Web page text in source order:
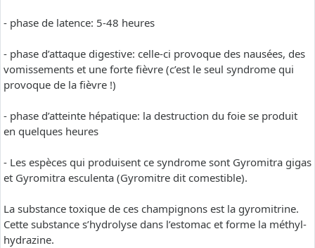
- phase de latence: 5-48 heures
- phase d’attaque digestive: celle-ci provoque des nausées, des
vomissements et une forte fièvre (c’est le seul syndrome qui
provoque de la fièvre !)
- phase d’atteinte hépatique: la destruction du foie se produit
en quelques heures
- Les espèces qui produisent ce syndrome sont Gyromitra gigas
et Gyromitra esculenta (Gyromitre dit comestible).
La substance toxique de ces champignons est la gyromitrine.
Cette substance s’hydrolyse dans l’estomac et forme la méthyl-
hydrazine.